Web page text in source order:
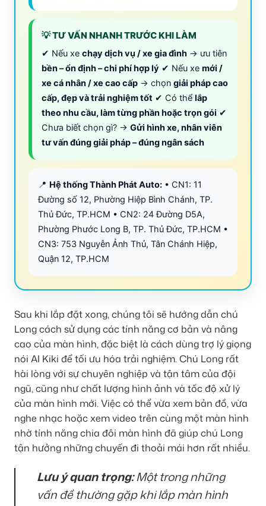
💡 TƯ VẤN NHANH TRƯỚC KHI LÀM
✔ Nếu xe chạy dịch vụ / xe gia đình → ưu tiên
bền – ổn định – chi phí hợp lý ✔ Nếu xe mới /
xe cá nhân / xe cao cấp → chọn giải pháp cao
cấp, đẹp và trải nghiệm tốt ✔ Có thể lắp
theo nhu cầu, làm từng phần hoặc trọn gói ✔
Chưa biết chọn gì? → Gửi hình xe, nhân viên
tư vấn đúng giải pháp – đúng ngân sách
📍 Hệ thống Thành Phát Auto: • CN1: 11
Đường số 12, Phường Hiệp Bình Chánh, TP.
Thủ Đức, TP.HCM • CN2: 24 Đường D5A,
Phường Phước Long B, TP. Thủ Đức, TP.HCM •
CN3: 753 Nguyễn Ảnh Thủ, Tân Chánh Hiệp,
Quận 12, TP.HCM
Sau khi lắp đặt xong, chúng tôi sẽ hướng dẫn chú
Long cách sử dụng các tính năng cơ bản và nâng
cao của màn hình, đặc biệt là cách dùng trợ lý giọng
nói AI Kiki để tối ưu hóa trải nghiệm. Chú Long rất
hài lòng với sự chuyên nghiệp và tận tâm của đội
ngũ, cũng như chất lượng hình ảnh và tốc độ xử lý
của màn hình mới. Việc có thể vừa xem bản đồ, vừa
nghe nhạc hoặc xem video trên cùng một màn hình
nhờ tính năng chia đôi màn hình đã giúp chú Long
tận hưởng những chuyến đi thoải mái hơn rất nhiều.
Lưu ý quan trọng:Một trong những
vấn đề thường gặp khi lắp màn hình